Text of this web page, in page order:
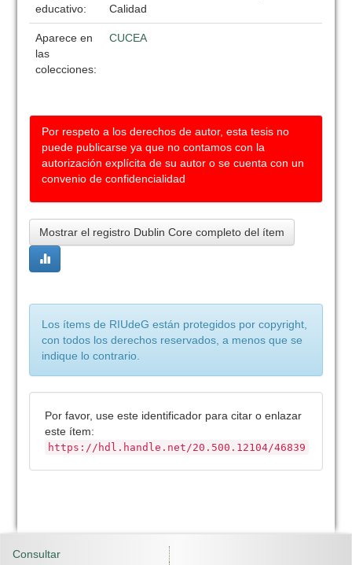
educativo:
Calidad
Aparece en
las
colecciones:
CUCEA
Por respeto a los derechos de autor, esta tesis no
puede publicarse ya que no contamos con la
autorización explícita de su autor o se cuenta con un
convenio de confidencialidad
Mostrar el registro Dublin Core completo del ítem
Los ítems de RIUdeG están protegidos por copyright,
con todos los derechos reservados, a menos que se
indique lo contrario.
Por favor, use este identificador para citar o enlazar
este ítem:
https://hdl.handle.net/20.500.12104/46839
Consultar